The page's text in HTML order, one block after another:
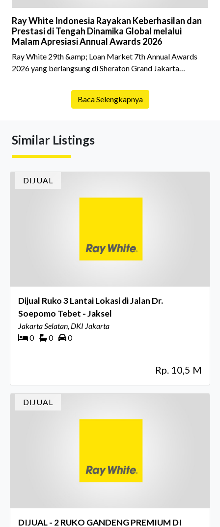
Ray White Indonesia Rayakan Keberhasilan dan
Prestasi di Tengah Dinamika Global melalui
Malam Apresiasi Annual Awards 2026
Ray White 29th &amp; Loan Market 7th Annual Awards
2026 yang berlangsung di Sheraton Grand Jakarta
istimewa bagi para pelaku industri properti dan keuangan.
Lebih dari 400 marketing executives dan principals
menghidupkan suasana, acara ini dihadiri oleh Country
Baca Selengkapnya
Similar Listings
DIJUAL
Dijual Ruko 3 Lantai Lokasi di Jalan Dr.
Soepomo Tebet - Jaksel
Jakarta Selatan, DKI Jakarta
0
0 0
Rp. 10,5 M
DIJUAL
DIJUAL - 2 RUKO GANDENG PREMIUM DI